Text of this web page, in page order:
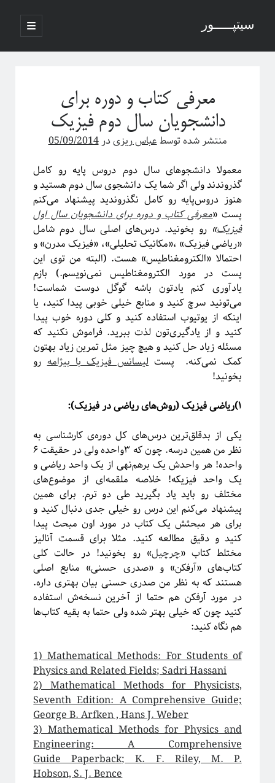
سیتپـــــور
باز
کردن
اصلی
نوار
نوشته‌های تازه
درباره سامانه‌های پیچیده
منظور ما از پدیدارگی یا امرجنس در سیستم‌های پیچیده چیه؟
فلسفه ترکیب یا فرایند مکانیکی خلق یک اثر هنری
پاره شدن نخ‌های واسطه بین چند جرم آویزان
آخرین دیدگاه‌ها
درانتگرال لبگ
درچهارسال فیزیک!
م. ع. درچهارسال فیزیک!
عباس ریزی
درچهارسال فیزیک!
درچهارسال فیزیک!
«روایتگری در علم»
پرسش‌های یک دانشجوی فیزیک!
لیسانس فیزیک با بیژامه!
جزر و مد چه جوری کار می‌کنه؟!
حکایت «سیستم‌های پیچیده» چیست؟!
سیستم‌های پیچیده: «ماهیت و ویژگی‌»
یادگیری «سیستم‌های پیچیده» رو از کجا و چه‌طور آغاز کنیم؟!
پیشنهادهایی برای دانشجویان تحصیلات تکمیلی، به‌ویژه برای سیستم‌های پیچیده
آموزش آنلاین چه چیزی برای ما دارد؟!
مقدمه‌ای بر هندسه فرکتالی
ریچارد فاینمن؛ چهره‌ترین چهره!
معرفی کتاب و دوره برای دانشجویان سال اول علوم‌پایه و مهندسی
فیزیک خوش‌مزه یا آشپزی ملوکولی
در رویارویی با علم و مسئله ترویج آن
آیا باید دکتری بخونم؟!
کنکوری‌ها حواستان باشد جوگیر نشوید؛ در علم جایی برای جوگیرها نیست!
روایتگری در علم
معرفی کتاب و دوره برای
دانشجویان سال دوم فیزیک
منتشر شده توسطعباس ریزیدر05/09/2014
معمولا دانشجوهای سال دوم دروس پایه رو کامل
گذروندند ولی اگر شما یک دانشجوی سال دوم هستید و
هنوز دروس‌پایه رو کامل نگذروندید پیشنهاد می‌کنم
پست «معرفی کتاب و دوره برای دانشجویان سال اول
فیزیک» رو بخونید. درس‌های اصلی سال دوم شامل
«ریاضی فیزیک» ،‌«مکانیک تحلیلی»، «فیزیک مدرن» و
احتمالا «الکترومغناطیس» هست. (البته من توی این
پست در مورد الکترومغناطیس نمی‌نویسم.) بازم
یادآوری کنم یادتون باشه گوگل دوست شماست!
می‌تونید سرچ کنید و منابع خیلی خوبی پیدا کنید، یا
اینکه از یوتیوب استفاده کنید و کلی دوره خوب پیدا
کنید و از یادگیری‌تون لذت ببرید. فراموش نکنید که
مسئله زیاد حل کنید و هیچ چیز مثل تمرین زیاد بهتون
کمک نمی‌کنه. پست لیسانس فیزیک با بیژامهرو
بخونید!
۱)ریاضی فیزیک (روش‌های ریاضی در فیزیک):
یکی از بدقلق‌ترین درس‌های کل دوره‌ی کارشناسی به
نظر من همین درسه. چون که ۳واحده ولی در حقیقت ۶
واحده! هر واحدش یک برهم‌نهی از یک واحد ریاضی و
یک واحد فیزیکه! خلاصه ملقمه‌ای از موضوع‌های
مختلف رو باید یاد بگیرید طی دو ترم. برای همین
پیشنهاد می‌کنم این درس رو خیلی جدی دنبال کنید و
برای هر مبحثش یک کتاب در مورد اون مبحث پیدا
کنید و دقیق مطالعه کنید. مثلا برای قسمت آنالیز
مختلط کتاب «چرچیل» رو بخونید! در حالت کلی
کتاب‌های «آرفکن» و «صدری حسنی» منابع اصلی
هستند که به نظر من صدری حسنی بیان بهتری داره.
در مورد آرفکن هم حتما از آخرین نسخه‌ش استفاده
کنید چون که خیلی بهتر شده ولی حتما به بقیه کتاب‌ها
هم نگاه کنید:
1) Mathematical Methods: For Students of
Physics and Related Fields; Sadri Hassani
2) Mathematical Methods for Physicists,
Seventh Edition: A Comprehensive Guide;
George B. Arfken , Hans J. Weber
3) Mathematical Methods for Physics and
Engineering: A Comprehensive
Guide Paperback; K. F. Riley, M. P.
Hobson, S. J. Bence